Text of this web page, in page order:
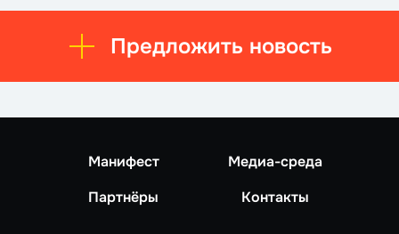
Предложить новость
Манифест
Медиа-среда
Партнёры
Контакты